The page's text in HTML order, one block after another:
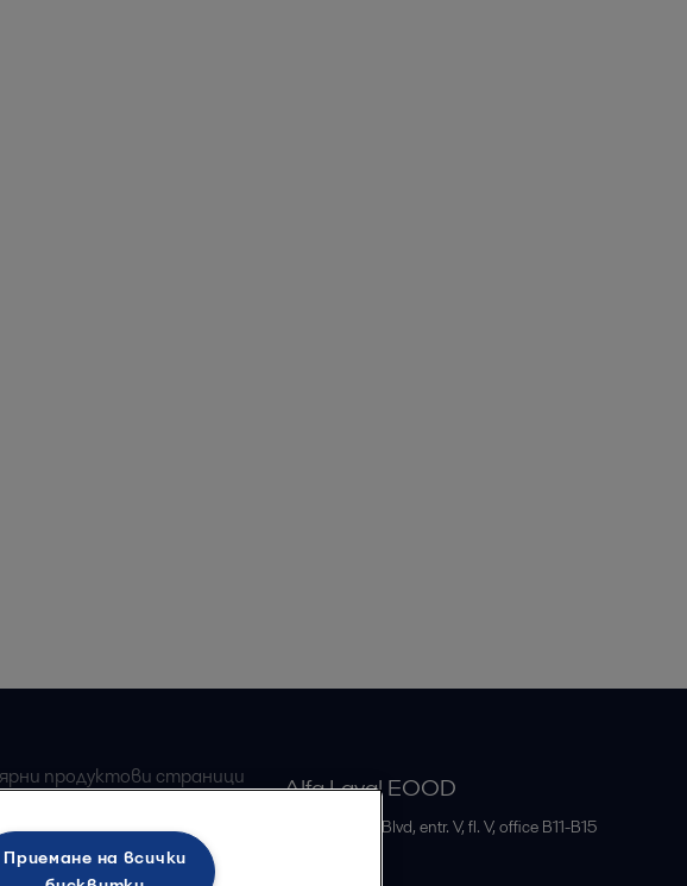
продуктови страници
плочи топлообменници
Сепаратори
Alfa Laval EOOD
51B, Bulgaria Blvd, entr. V, fl. V, office B11-B15
Приемане на всички